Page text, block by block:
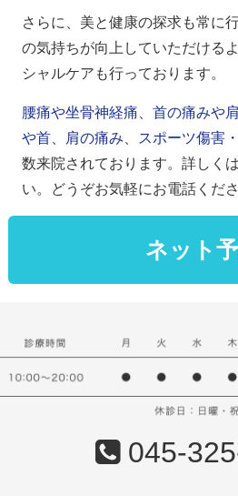
さらに、美と健康の探求も常に
の気持ちが向上していただける
シャルケア も行っております。
腰痛や坐骨神経痛 首の痛みや
や首、肩の痛み
スポーツ傷害
数来院されております。詳しく
い。どうぞお気軽にお電話くださ
045-